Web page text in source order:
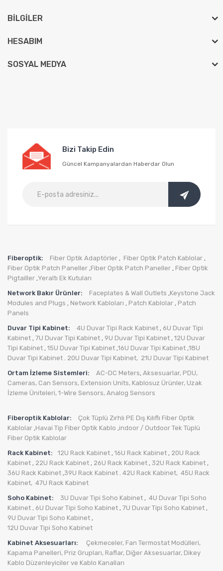
BILGILER
HESABIM
SOSYAL MEDYA
Bizi Takip Edin
Güncel Kampanyalardan Haberdar Olun
Fiberoptik: Fiber Optik Adaptörler , Fiber Optik Patch Kablolar ,
Fiber Optik Patch Paneller ,Fiber Optik Patch Paneller , Fiber Optik
Pigtailler ,Yeraltı Ek Kutuları
Network Bakır Ürünler:
Faceplates & Wall Outlets ,Keystone Jack
Modules and Plugs , Network Kabloları , Patch Kablolar , Patch
Panels
Duvar Tipi Kabinet:
4U Duvar Tipi Rack Kabinet , 6U Duvar Tipi
Kabinet , 7U Duvar Tipi Kabinet , 9U Duvar Tipi Kabinet , 12U Duvar
Tipi Kabinet , 15U Duvar Tipi Kabinet ,16U Duvar Tipi Kabinet ,18U
Duvar Tipi Kabinet . 20U Duvar Tipi Kabinet, 21U Duvar Tipi Kabinet
Ortam İzleme Sistemleri:
AC-DC Meters, Aksesuarlar, PDU,
Cameras, Can Sensors, Extension Units, Kablosuz Ürünler, Uzak
İzleme Üniteleri, 1-Wire Sensors, Analog Sensors
Fiberoptik Kablolar:
Çok Tüplü Zırhlı PE Dış Kılıflı Fiber Optik
Kablolar ,Havai Tip Fiber Optik Kablo ,indoor / Outdoor Tek Tüplü
Fiber Optik Kablolar
Rack Kabinet:
12U Rack Kabinet , 16U Rack Kabinet , 20U Rack
Kabinet , 22U Rack Kabinet , 26U Rack Kabinet , 32U Rack Kabinet ,
36U Rack Kabinet ,39U Rack Kabinet . 42U Rack Kabinet, 45U Rack
Kabinet, 47U Rack Kabinet
Soho Kabinet:
3U Duvar Tipi Soho Kabinet , 4U Duvar Tipi Soho
Kabinet , 6U Duvar Tipi Soho Kabinet , 7U Duvar Tipi Soho Kabinet ,
9U Duvar Tipi Soho Kabinet ,
12U Duvar Tipi Soho Kabinet
Kabinet Aksesuarları:
Çekmeceler, Fan Termostat Modülleri,
Kapama Panelleri, Priz Grupları, Raflar, Diğer Aksesuarlar, Dikey
Kablo Düzenleyiciler ve Kablo Kanalları